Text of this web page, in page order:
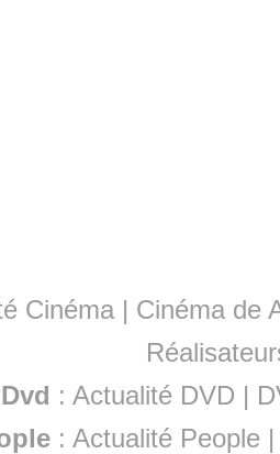
Cinéma | Cinéma de
Dvd : Actualité DVD |
:Actualité People